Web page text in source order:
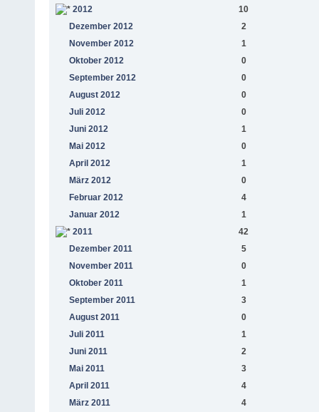
2012
10
Dezember 2012
2
November 2012
1
Oktober 2012
0
September 2012
0
August 2012
0
Juli 2012
0
Juni 2012
1
Mai 2012
0
April 2012
1
März 2012
0
Februar 2012
4
Januar 2012
1
2011
42
Dezember 2011
5
November 2011
0
Oktober 2011
1
September 2011
3
August 2011
0
Juli 2011
1
Juni 2011
2
Mai 2011
3
April 2011
4
März 2011
4